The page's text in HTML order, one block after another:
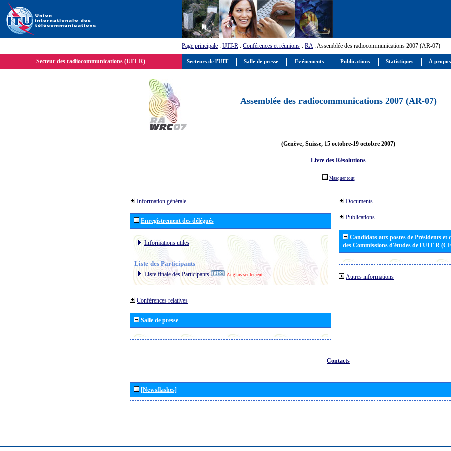
Page principale : UIT-R : Conférences et réunions : RA: Assemblée des radiocommunications 2007 (AR-07)
Secteur des radiocommunications (UIT-R)
Assemblée des radiocommunications 2007 (AR-07)
(Genève, Suisse, 15 octobre-19 octobre 2007)
Livre des Résolutions
Masquer tout
Information générale
Enregistrement des délégués
Informations utiles
Liste des Participants
Liste finale des Participants Anglais seulement
Conférences relatives
Salle de presse
Documents
Publications
Candidats aux postes de Présidents et
des Commissions d'études de l'UIT-R
Autres informations
Contacts
[Newsflashes]
Secteurs de l'UIT Salle de presse Evénements Publications Statistiques À